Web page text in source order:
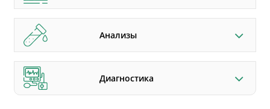
Анализы
Диагностика